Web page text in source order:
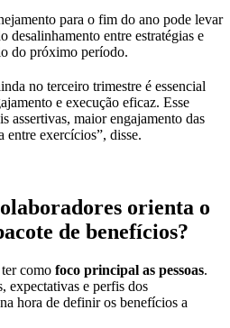
para o fim do ano pode levar
desalinhamento entre estratégias e
do próximo período.
no terceiro trimestre é essencial
e execução eficaz. Esse
assertivas, maior engajamento das
entre exercícios”, disse.
orienta o
de benefícios?
como foco principal as pessoas.
expectativas e perfis dos
hora de definir os benefícios a